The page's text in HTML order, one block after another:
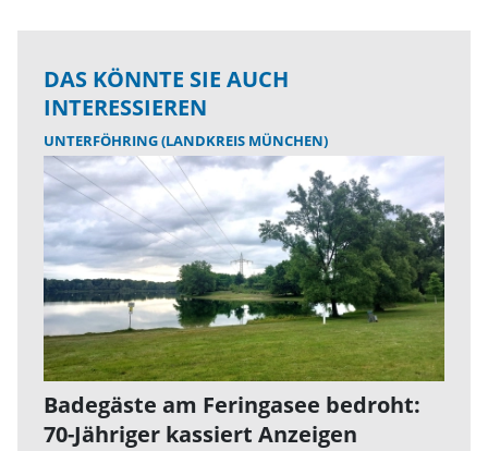
DAS KÖNNTE SIE AUCH
INTERESSIEREN
UNTERFÖHRING (LANDKREIS MÜNCHEN)
Badegäste am Feringasee bedroht:
70-Jähriger kassiert Anzeigen